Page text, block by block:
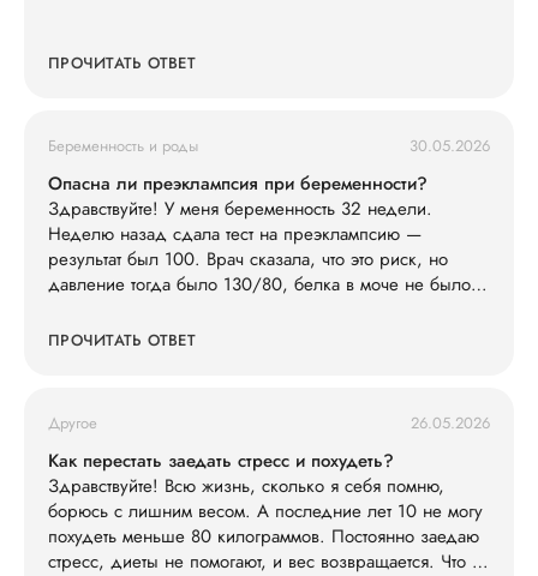
ПРОЧИТАТЬ ОТВЕТ
Беременность и роды 30.05.2026
Опасна ли преэклампсия при беременности?
Здравствуйте! У меня беременность 32 недели.
Неделю назад сдала тест на преэклампсию —
результат был 100. Врач сказала, что это риск, но
давление тогда было 130/80, белка в моче не было.
жмут), голова побаливает, но терпимо, давление дома
ПРОЧИТАТЬ ОТВЕТ
Другое 26.05.2026
Как перестать заедать стресс и похудеть?
Здравствуйте! Всю жизнь, сколько я себя помню,
борюсь с лишним весом. А последние лет 10 не могу
похудеть меньше 80 килограммов. Постоянно заедаю
стресс, диеты не помогают, и вес возвращается. Что со